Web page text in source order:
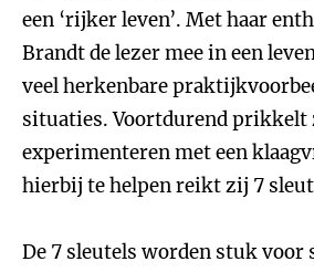
een ‘rijker leven’. Met haar
Brandt de lezer mee in een
veel herkenbare
situaties. Voortdurend prikkelt
experimenteren met een
hierbij te helpen reikt zij 7
De 7 sleutels worden stuk voor